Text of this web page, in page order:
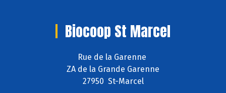
Biocoop St Marcel
Rue de la Garenne
ZA de la Grande Garenne
27950 St-Marcel